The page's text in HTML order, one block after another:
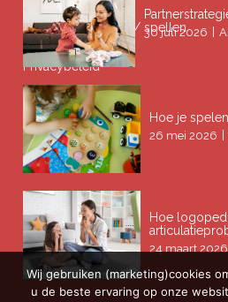
• Ademproblemen
• Problemen lezen / spellen
Privacybeleid
30 juli 2026
Hoe je
26 mei 2026
Hoe
24 maart 2026
Wij gebruiken (marketing)cookies
u de beste ervaring op onze